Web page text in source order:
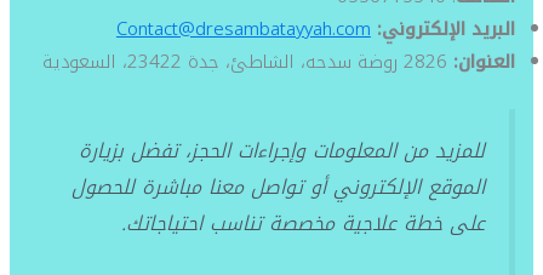
البريد الإلكتروني:Contact@dresambatayyah.com
العنوان:
للمزيد من المعلومات وإجراءات الحجز، تفضل بزيارة
الموقع الإلكتروني أو تواصل معنا مباشرة للحصول
على خطة علاجية مخصصة تناسب احتياجاتك.